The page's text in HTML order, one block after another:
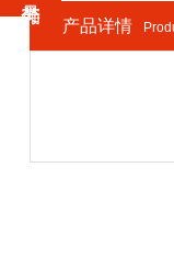
产品详情